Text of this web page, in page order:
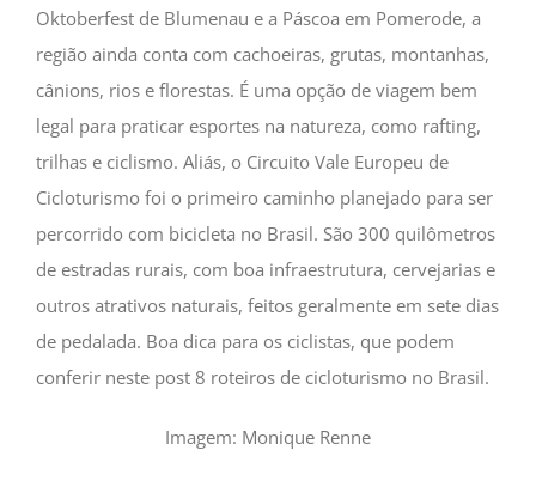
Oktoberfest de Blumenau e a Páscoa em Pomerode, a
região ainda conta com cachoeiras, grutas, montanhas,
cânions, rios e florestas. É uma opção de viagem bem
legal para praticar esportes na natureza, como rafting,
trilhas e ciclismo. Aliás, o Circuito Vale Europeu de
Cicloturismo foi o primeiro caminho planejado para ser
percorrido com bicicleta no Brasil. São 300 quilômetros
de estradas rurais, com boa infraestrutura, cervejarias e
outros atrativos naturais, feitos geralmente em sete dias
de pedalada. Boa dica para os ciclistas, que podem
conferir neste post 8 roteiros de cicloturismo no Brasil.
Imagem: Monique Renne